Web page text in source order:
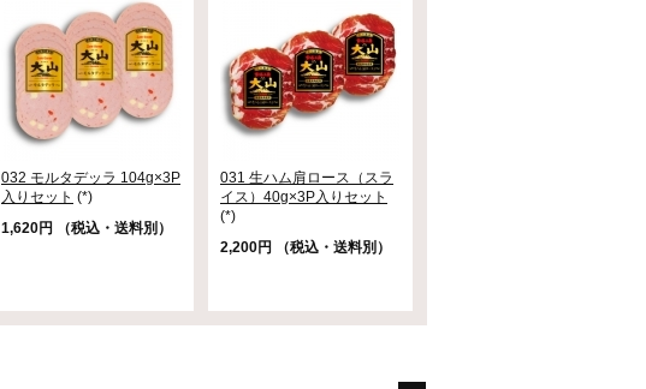
032 モルタデッラ 104g×3P
入りセット (*)
1,620円 （税込・送料別）
031 生ハム肩ロース（スラ
イス）40g×3P入りセット
(*)
2,200円 （税込・送料別）